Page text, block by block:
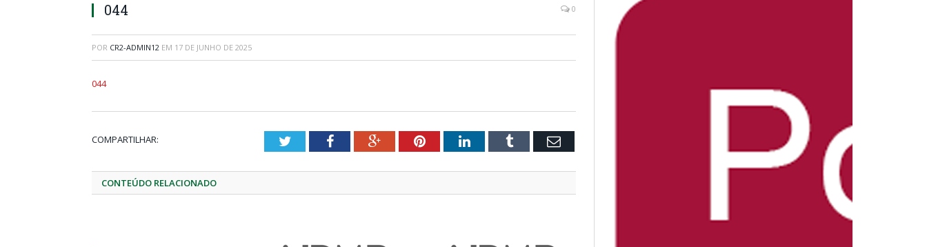
044 0
POR CR2-ADMIN12 EM 17 DE JUNHO DE 2025
044
COMPARTILHAR: TwitterFacebookGoogle+PinterestLinkedInTumblr Email
CONTEÚDO RELACIONADO